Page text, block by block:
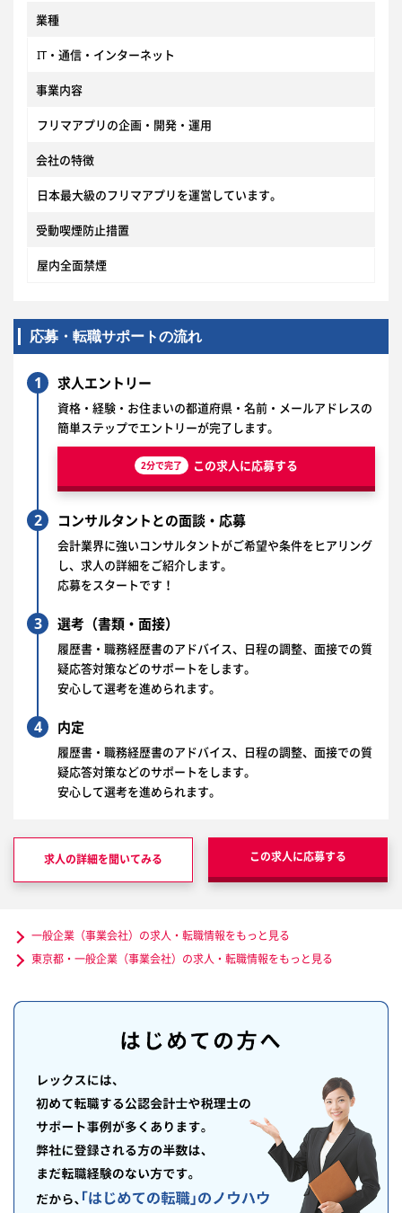
業種
IT・通信・インターネット
事業内容
フリマアプリの企画・開発・運用
会社の特徴
日本最大級のフリマアプリを運営しています。
受動喫煙防止措置
屋内全面禁煙
応募・転職サポートの流れ
1 求人エントリー
資格・経験・お住まいの都道府県・名前・メールアドレスの
簡単ステップでエントリーが完了します。
2分で完了 この求人に応募する
2 コンサルタントとの面談・応募
会計業界に強いコンサルタントがご希望や条件をヒアリング
し、求人の詳細をご紹介します。
応募をスタートです！
3 選考（書類・面接）
履歴書・職務経歴書のアドバイス、日程の調整、面接での質
疑応答対策などのサポートをします。
安心して選考を進められます。
4 内定
履歴書・職務経歴書のアドバイス、日程の調整、面接での質
疑応答対策などのサポートをします。
安心して選考を進められます。
求人の詳細を聞いてみる この求人に応募する
一般企業（事業会社）の求人・転職情報をもっと見る
東京都・一般企業（事業会社）の求人・転職情報をもっと見る